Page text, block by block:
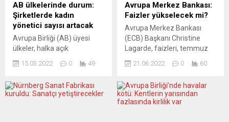
AB ülkelerinde durum:
Şirketlerde kadın
yönetici sayısı artacak
Avrupa Birliği (AB) üyesi
ülkeler, halka açık
oranını 2027 yılına kadar
hedefliyor. AB Konseyi, üye
ülkelerin, şirketlerin
15.03.2022 0 49
Avrupa Merkez Bankası:
Faizler yükselecek mi?
Avrupa Merkez Bankası
(ECB) Başkanı Christine
Lagarde, faizleri, temmuz
puan artıracaklarını, eylülde
söyledi. Christine Lagarde,
Avrupa Parlamentosu (AP)
21.06.2022 0 60